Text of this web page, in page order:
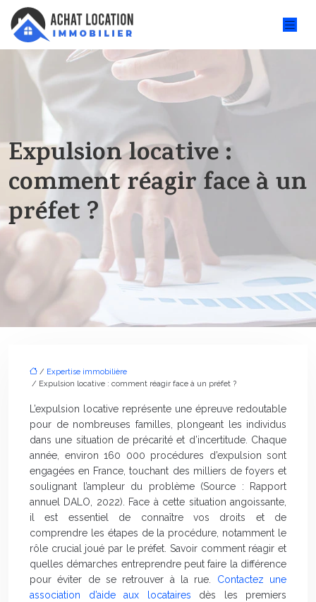
Expulsion locative :
comment réagir face à un
préfet ?
/ Expertise immobilière
/ Expulsion locative : comment réagir face à un préfet ?
L’expulsion locative représente une épreuve redoutable
pour de nombreuses familles, plongeant les individus
dans une situation de précarité et d’incertitude. Chaque
année, environ 160 000 procédures d’expulsion sont
engagées en France, touchant des milliers de foyers et
soulignant l’ampleur du problème (Source : Rapport
annuel DALO, 2022). Face à cette situation angoissante,
il est essentiel de connaître vos droits et de
comprendre les étapes de la procédure, notamment le
rôle crucial joué par le préfet. Savoir comment réagir et
quelles démarches entreprendre peut faire la différence
pour éviter de se retrouver à la rue. Contactez une
association d’aide aux locataires dès les premiers